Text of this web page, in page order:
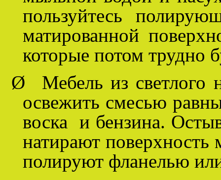
пользуйтесь
матированной
которые потом трудно
Ø
Мебель из светлого
освежить смесью
воска и бензина.
натирают поверхность
полируют фланелью